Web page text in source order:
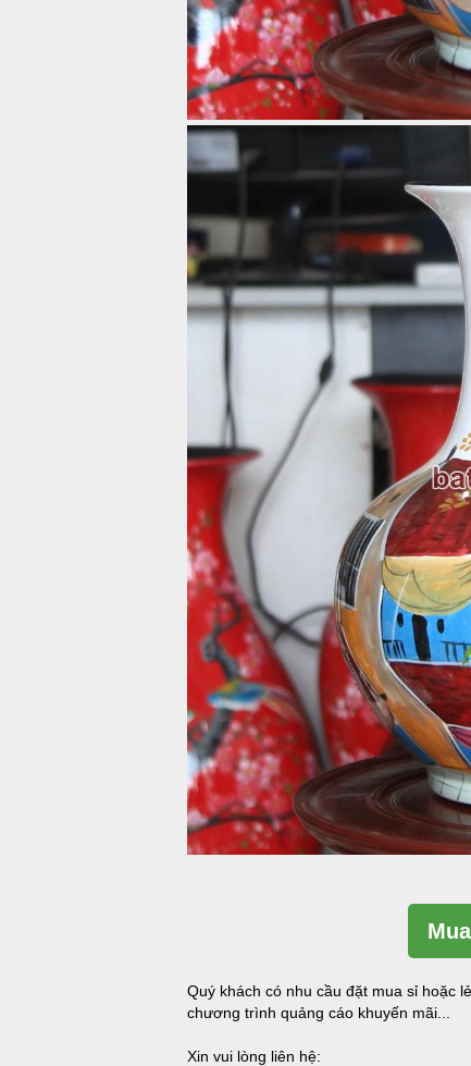
Quý khách có nhu cầu đặt mua sỉ hoặc
chương trình quảng cáo khuyến mãi...
Xin vui lòng liên hệ: